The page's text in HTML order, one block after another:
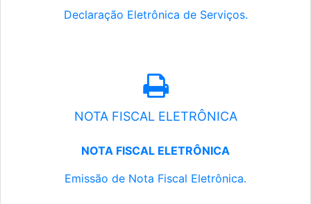
Declaração Eletrônica de Serviços.
NOTA FISCAL ELETRÔNICA
NOTA FISCAL ELETRÔNICA
Emissão de Nota Fiscal Eletrônica.